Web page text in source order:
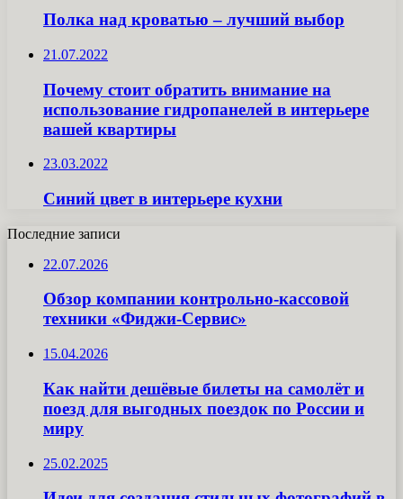
Полка над кроватью – лучший выбор
21.07.2022
Почему стоит обратить внимание на
использование гидропанелей в интерьере
вашей квартиры
23.03.2022
Синий цвет в интерьере кухни
Последние записи
22.07.2026
Обзор компании контрольно-кассовой
техники «Фиджи-Сервис»
15.04.2026
Как найти дешёвые билеты на самолёт и
поезд для выгодных поездок по России и
миру
25.02.2025